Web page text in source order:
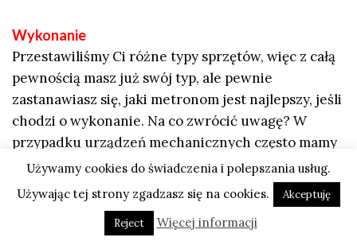
Wykonanie
Przestawiliśmy Ci różne typy sprzętów, więc z całą
pewnością masz już swój typ, ale pewnie
zastanawiasz się, jaki metronom jest najlepszy, jeśli
chodzi o wykonanie. Na co zwrócić uwagę? W
przypadku urządzeń mechanicznych często mamy
do czynienia z obudową drewnianą, która jest
solidna i pięknie się prezentuje, ale nie brakuje też
urządzeń z aluminium czy tworzyw sztucznych,
które często są nieco tańsze. Urządzenia
Używamy cookies do świadczenia i polepszania usług.
Używając tej strony zgadzasz się na cookies.
Akceptuję
Reject Więcej informacji